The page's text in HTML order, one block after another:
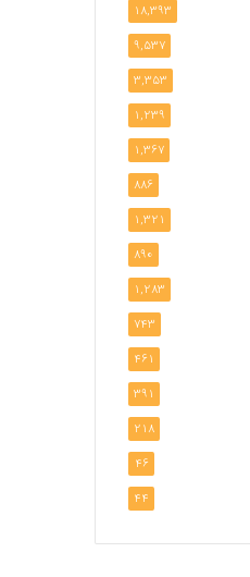
18,393
9,537
3,353
1,239
1,367
886
1,321
890
1,283
743
461
391
218
46
44